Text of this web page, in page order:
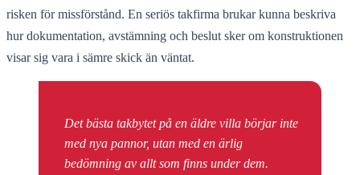
risken för missförstånd. En seriös takfirma brukar kunna beskriva
hur dokumentation, avstämning och beslut sker om konstruktionen
visar sig vara i sämre skick än väntat.
Det bästa takbytet på en äldre villa börjar inte
med nya pannor, utan med en ärlig
bedömning av allt som finns under dem.